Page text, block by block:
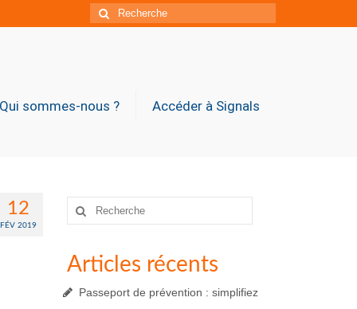
Rechercher
:
Qui sommes-nous ? Accéder à Signals
12
FÉV 2019
Rechercher
Articles récents
Passeport de prévention : simplifiez